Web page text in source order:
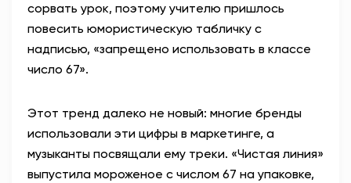
сорвать урок, поэтому учителю пришлось
повесить юмористическую табличку с
надписью, «запрещено использовать в классе
число 67».
Этот тренд далеко не новый: многие бренды
использовали эти цифры в маркетинге, а
музыканты посвящали ему треки. «Чистая линия»
выпустила мороженое с числом 67 на упаковке,